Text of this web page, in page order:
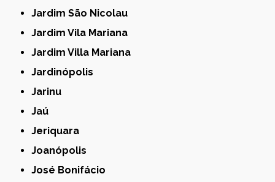
Jardim São Nicolau
Jardim Vila Mariana
Jardim Villa Mariana
Jardinópolis
Jarinu
Jaú
Jeriquara
Joanópolis
José Bonifácio